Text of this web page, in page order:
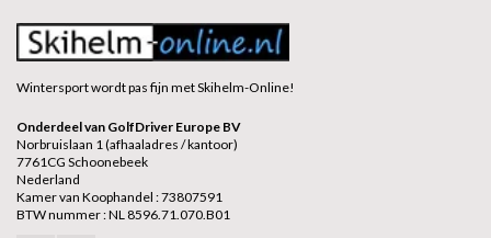
Wintersport wordt pas fijn met Skihelm-Online!
Onderdeel van GolfDriver Europe BV
Norbruislaan 1 (afhaaladres / kantoor)
7761CG Schoonebeek
Nederland
Kamer van Koophandel : 73807591
BTW nummer : NL 8596.71.070.B01